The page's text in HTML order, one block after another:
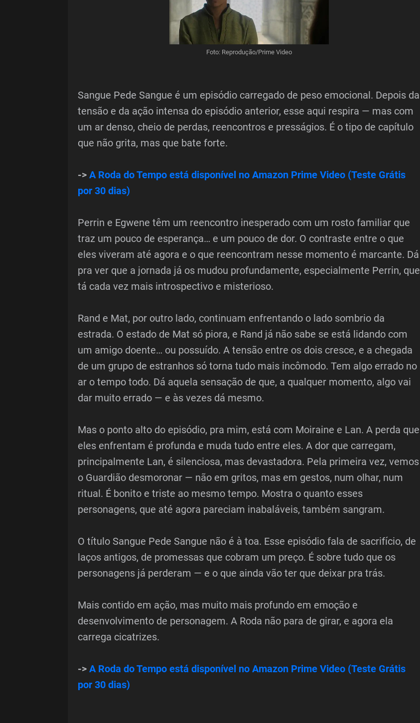
Foto: Reprodução/Prime Video
Sangue Pede Sangue é um episódio carregado de peso emocional. Depois da
tensão e da ação intensa do episódio anterior, esse aqui respira — mas com
um ar denso, cheio de perdas, reencontros e presságios. É o tipo de capítulo
que não grita, mas que bate forte.
-> A Roda do Tempo está disponível no Amazon Prime Video (Teste Grátis
por 30 dias)
Perrin e Egwene têm um reencontro inesperado com um rosto familiar que
traz um pouco de esperança… e um pouco de dor. O contraste entre o que
eles viveram até agora e o que reencontram nesse momento é marcante. Dá
pra ver que a jornada já os mudou profundamente, especialmente Perrin, que
tá cada vez mais introspectivo e misterioso.
Rand e Mat, por outro lado, continuam enfrentando o lado sombrio da
estrada. O estado de Mat só piora, e Rand já não sabe se está lidando com
um amigo doente… ou possuído. A tensão entre os dois cresce, e a chegada
de um grupo de estranhos só torna tudo mais incômodo. Tem algo errado no
ar o tempo todo. Dá aquela sensação de que, a qualquer momento, algo vai
dar muito errado — e às vezes dá mesmo.
Mas o ponto alto do episódio, pra mim, está com Moiraine e Lan. A perda que
eles enfrentam é profunda e muda tudo entre eles. A dor que carregam,
principalmente Lan, é silenciosa, mas devastadora. Pela primeira vez, vemos
o Guardião desmoronar — não em gritos, mas em gestos, num olhar, num
ritual. É bonito e triste ao mesmo tempo. Mostra o quanto esses
personagens, que até agora pareciam inabaláveis, também sangram.
O título Sangue Pede Sangue não é à toa. Esse episódio fala de sacrifício, de
laços antigos, de promessas que cobram um preço. É sobre tudo que os
personagens já perderam — e o que ainda vão ter que deixar pra trás.
Mais contido em ação, mas muito mais profundo em emoção e
desenvolvimento de personagem. A Roda não para de girar, e agora ela
carrega cicatrizes.
-> A Roda do Tempo está disponível no Amazon Prime Video (Teste Grátis
por 30 dias)